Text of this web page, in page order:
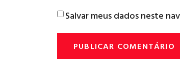
Salvar meus dados neste